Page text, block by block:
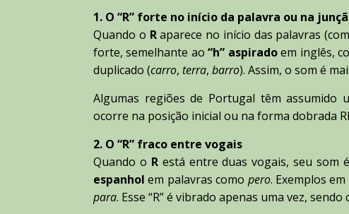
1. O “R” forte no início da palavra ou na
Quando o Raparece no início das palavras
forte, semelhante ao“h” aspiradoem inglês,
duplicado (carro, terra, barro). Assim, o som é
Algumas regiões de Portugal têm assumido
ocorre na posição inicial ou na forma dobrada
2. O “R” fraco entre vogais
Quando o Restá entre duas vogais, seu som
espanhol em palavras como pero. Exemplos
para. Esse “R” é vibrado apenas uma vez, sendo